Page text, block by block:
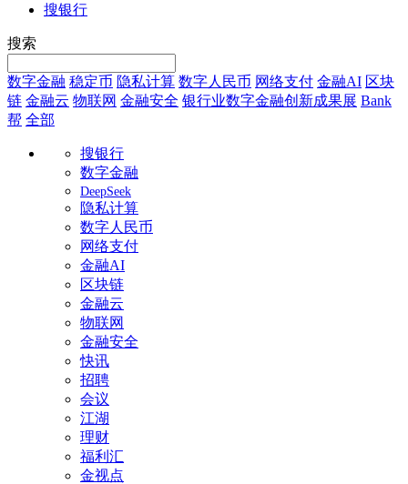
搜银行
搜索
数字金融 稳定币 隐私计算 数字人民币 网络支付 金融AI 区块
链 金融云 物联网 金融安全 银行业数字金融创新成果展 Bank
帮 全部
搜银行
数字金融
DeepSeek
隐私计算
数字人民币
网络支付
金融AI
区块链
金融云
物联网
金融安全
快讯
招聘
会议
江湖
理财
福利汇
金视点